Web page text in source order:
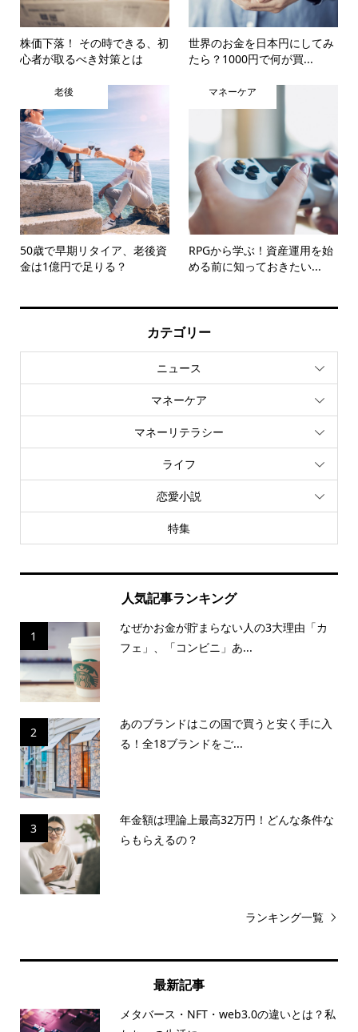
株価下落！ その時できる、初
心者が取るべき対策とは
世界のお金を日本円にしてみ
たら？1000円で何が買...
老後
50歳で早期リタイア、老後資
金は1億円で足りる？
マネーケア
RPGから学ぶ！資産運用を始
める前に知っておきたい...
カテゴリー
ニュース
マネーケア
マネーリテラシー
ライフ
恋愛小説
特集
人気記事ランキング
1
なぜかお金が貯まらない人の3大理由「カ
フェ」、「コンビニ」あ...
2
あのブランドはこの国で買うと安く手に入
る！全18ブランドをご...
3
年金額は理論上最高32万円！どんな条件な
らもらえるの？
ランキング一覧
最新記事
メタバース・NFT・web3.0の違いとは？私